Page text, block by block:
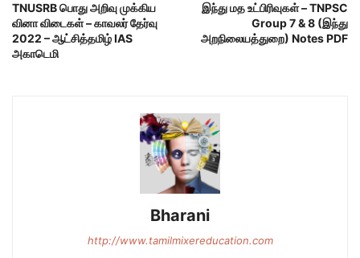
TNUSRB பொது அறிவு முக்கிய
வினா விடைகள் – காவலர் தேர்வு
2022 – ஆட்சித்தமிழ் IAS
அகாடெமி
இந்து மத உட்பிரிவுகள் – TNPSC
Group 7 & 8 (இந்து
அறநிலையத்துறை) Notes PDF
Bharani
http://www.tamilmixereducation.com